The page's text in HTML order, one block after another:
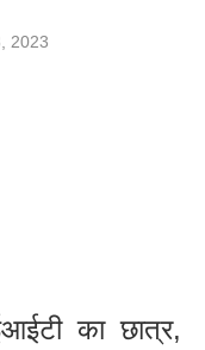
2023
का छात्र,